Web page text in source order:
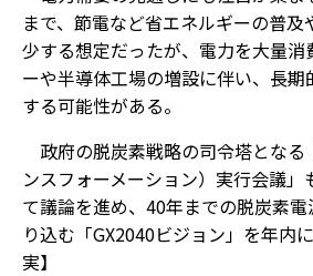
まで、節電など省エネルギーの普
少する想定だったが、電力を大量消
ーや半導体工場の増設に伴い、長
する可能性がある。
政府の脱炭素戦略の司令塔となる
ンスフォーメーション）実行会議」
て議論を進め、40年までの脱炭素
り込む「GX2040ビジョン」を年内
実】